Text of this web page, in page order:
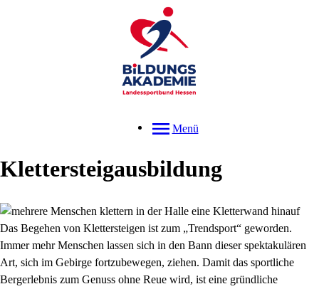
Menü
Klettersteigausbildung
Das Begehen von Klettersteigen ist zum „Trendsport“ geworden.
Immer mehr Menschen lassen sich in den Bann dieser spektakulären
Art, sich im Gebirge fortzubewegen, ziehen. Damit das sportliche
Bergerlebnis zum Genuss ohne Reue wird, ist eine gründliche